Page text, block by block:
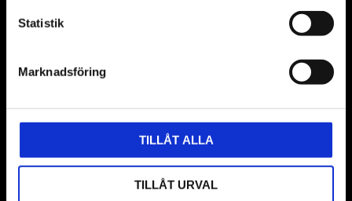
Statistik
Marknadsföring
TILLÅT ALLA
TILLÅT URVAL
& däckmaskiner och Master luftmaskiner. Kontakta oss
gärna om vad som helst då vi gör vårt yttersta för att hjälpa